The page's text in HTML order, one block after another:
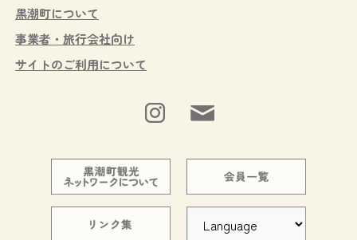
黒潮町について
事業者・旅行会社向け
サイトのご利用について